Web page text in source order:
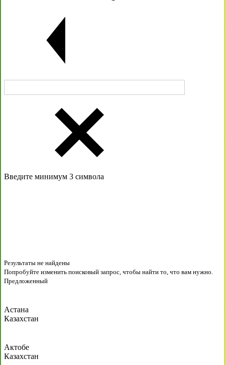
Введите минимум 3 символа
Результаты не найдены
Попробуйте изменить поисковый запрос, чтобы найти то, что вам нужно.
Предложенный
Астана
Казахстан
Актобе
Казахстан